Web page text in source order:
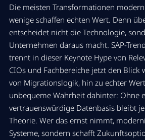
Die meisten Transformationen
wenige schaffen echten Wert. Denn
entscheidet nicht die Technologie,
Unternehmen daraus macht. SAP-
trennt in dieser Keynote Hype von
CIOs und Fachbereiche jetzt den Blick
von Migrationslogik, hin zu echter
unbequeme Wahrheit dahinter: Ohne
vertrauenswürdige Datenbasis bleibt
Theorie. Wer das ernst nimmt,
Systeme, sondern schafft